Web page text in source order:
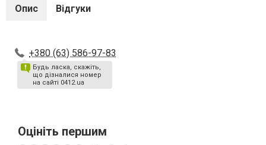
Опис Відгуки
+380 (63) 586-97-83
Будь ласка, скажіть,
що дізналися номер
на сайті 0412.ua
Оцініть першим